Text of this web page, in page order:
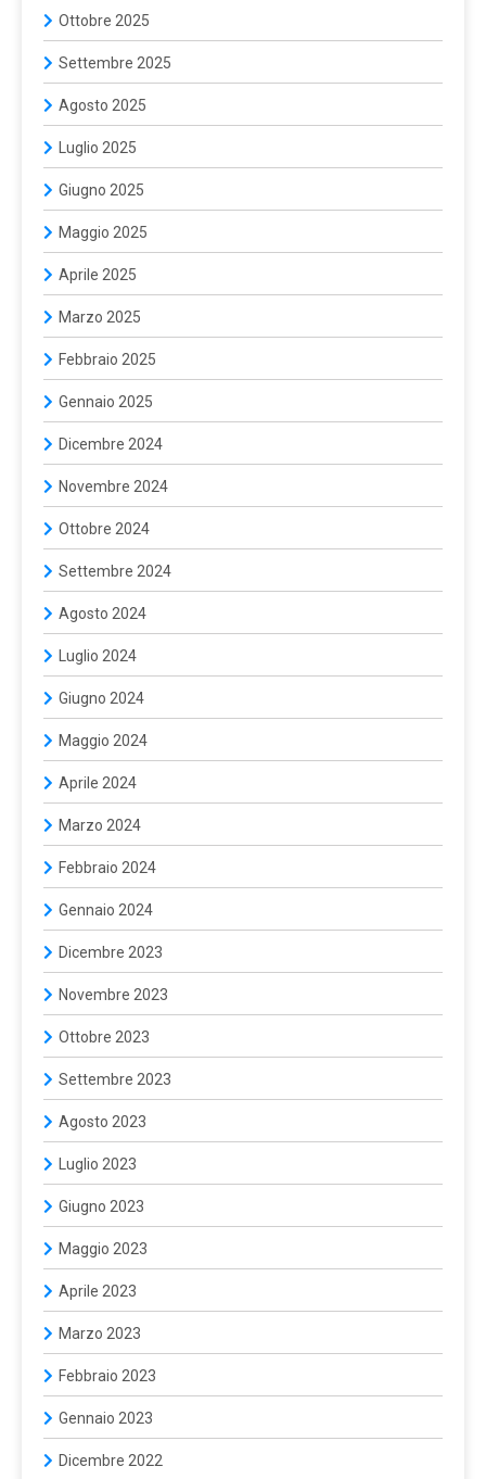
Ottobre 2025
Settembre 2025
Agosto 2025
Luglio 2025
Giugno 2025
Maggio 2025
Aprile 2025
Marzo 2025
Febbraio 2025
Gennaio 2025
Dicembre 2024
Novembre 2024
Ottobre 2024
Settembre 2024
Agosto 2024
Luglio 2024
Giugno 2024
Maggio 2024
Aprile 2024
Marzo 2024
Febbraio 2024
Gennaio 2024
Dicembre 2023
Novembre 2023
Ottobre 2023
Settembre 2023
Agosto 2023
Luglio 2023
Giugno 2023
Maggio 2023
Aprile 2023
Marzo 2023
Febbraio 2023
Gennaio 2023
Dicembre 2022